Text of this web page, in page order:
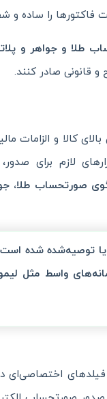
فاکتورها را ساده
طلا و جواهر و
قانونی صادر کنند.
کالا و الزامات
لازم برای
صورتحساب طلا،
یا توصیه‌شده شده
واسط مثل
اختصاصی‌ای